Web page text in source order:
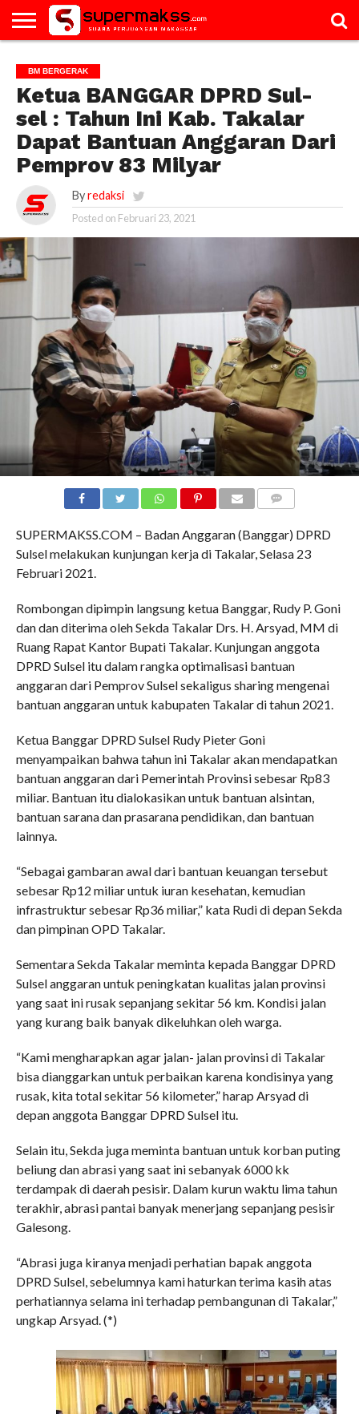
GALERI
ARTIKEL
BM
BERGERAK
PAC
PROFILE
VIDEO
BM BERGERAK
Ketua BANGGAR DPRD Sul-
sel : Tahun Ini Kab. Takalar
Dapat Bantuan Anggaran Dari
Pemprov 83 Milyar
By redaksi
Posted on Februari 23, 2021
SUPERMAKSS.COM – Badan Anggaran (Banggar) DPRD
Sulsel melakukan kunjungan kerja di Takalar, Selasa 23
Februari 2021.
Rombongan dipimpin langsung ketua Banggar, Rudy P. Goni
dan dan diterima oleh Sekda Takalar Drs. H. Arsyad, MM di
Ruang Rapat Kantor Bupati Takalar. Kunjungan anggota
DPRD Sulsel itu dalam rangka optimalisasi bantuan
anggaran dari Pemprov Sulsel sekaligus sharing mengenai
bantuan anggaran untuk kabupaten Takalar di tahun 2021.
Ketua Banggar DPRD Sulsel Rudy Pieter Goni
menyampaikan bahwa tahun ini Takalar akan mendapatkan
bantuan anggaran dari Pemerintah Provinsi sebesar Rp83
miliar. Bantuan itu dialokasikan untuk bantuan alsintan,
bantuan sarana dan prasarana pendidikan, dan bantuan
lainnya.
“Sebagai gambaran awal dari bantuan keuangan tersebut
sebesar Rp12 miliar untuk iuran kesehatan, kemudian
infrastruktur sebesar Rp36 miliar,” kata Rudi di depan Sekda
dan pimpinan OPD Takalar.
Sementara Sekda Takalar meminta kepada Banggar DPRD
Sulsel anggaran untuk peningkatan kualitas jalan provinsi
yang saat ini rusak sepanjang sekitar 56 km. Kondisi jalan
yang kurang baik banyak dikeluhkan oleh warga.
“Kami mengharapkan agar jalan- jalan provinsi di Takalar
bisa dianggarkan untuk perbaikan karena kondisinya yang
rusak, kita total sekitar 56 kilometer,” harap Arsyad di
depan anggota Banggar DPRD Sulsel itu.
Selain itu, Sekda juga meminta bantuan untuk korban puting
beliung dan abrasi yang saat ini sebanyak 6000 kk
terdampak di daerah pesisir. Dalam kurun waktu lima tahun
terakhir, abrasi pantai banyak menerjang sepanjang pesisir
Galesong.
“Abrasi juga kiranya menjadi perhatian bapak anggota
DPRD Sulsel, sebelumnya kami haturkan terima kasih atas
perhatiannya selama ini terhadap pembangunan di Takalar,”
ungkap Arsyad. (*)